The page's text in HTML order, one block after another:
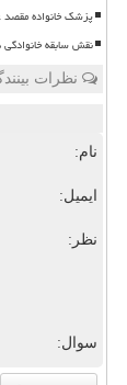
پزشک خانواده
نقش سابقه
نظرات
نام:
ایمیل:
نظر:
سوال: